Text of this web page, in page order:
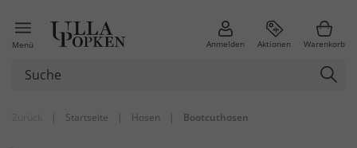
Menü Anmelden Aktionen Warenkorb
| Startseite | Hosen | Bootcuthosen